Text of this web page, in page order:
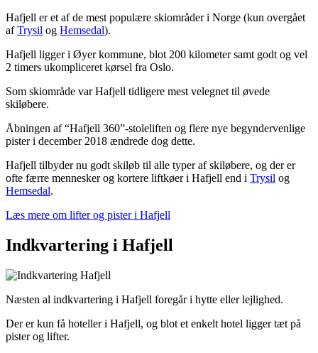
Hafjell er et af de mest populære skiområder i Norge (kun overgået
afTrysil og Hemsedal).
Hafjell ligger i Øyer kommune, blot 200 kilometer samt godt og vel
2 timers ukompliceret kørsel fra Oslo.
Som skiområde var Hafjell tidligere mest velegnet til øvede
skiløbere.
Åbningen af “Hafjell 360”-stoleliften og flere nye begyndervenlige
pister i december 2018 ændrede dog dette.
Hafjell tilbyder nu godt skiløb til alle typer af skiløbere, og der er
ofte færre mennesker og kortere liftkøer i Hafjell end i Trysil og
Hemsedal.
Læs mere om lifter og pister i Hafjell
Indkvartering i Hafjell
Næsten al indkvartering i Hafjell foregår i hytte eller lejlighed.
Der er kun få hoteller i Hafjell, og blot et enkelt hotel ligger tæt på
pister og lifter.